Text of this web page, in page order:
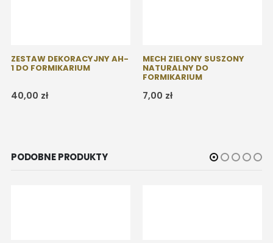
MECH ZIELONY SUSZONY
NATURALNY DO
7,00zł